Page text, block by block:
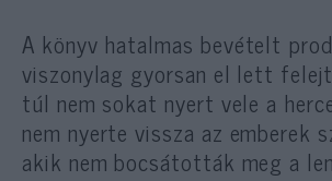
A könyv hatalmas bevételt
viszonylag gyorsan el lett
túl nem sokat nyert vele a
nem nyerte vissza az emberek
akik nem bocsátották meg a